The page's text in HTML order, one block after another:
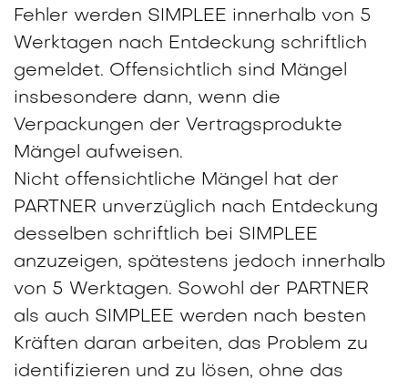
Fehler werden SIMPLEE innerhalb von 5
Werktagen nach Entdeckung schriftlich
gemeldet. Offensichtlich sind Mängel
insbesondere dann, wenn die
Verpackungen der Vertragsprodukte
Mängel aufweisen.
Nicht offensichtliche Mängel hat der
PARTNER unverzüglich nach Entdeckung
desselben schriftlich bei SIMPLEE
anzuzeigen, spätestens jedoch innerhalb
von 5 Werktagen. Sowohl der PARTNER
als auch SIMPLEE werden nach besten
Kräften daran arbeiten, das Problem zu
identifizieren und zu lösen, ohne das